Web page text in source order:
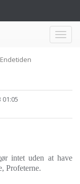
Toggle
01:05
intet uden at have
Profeterne.